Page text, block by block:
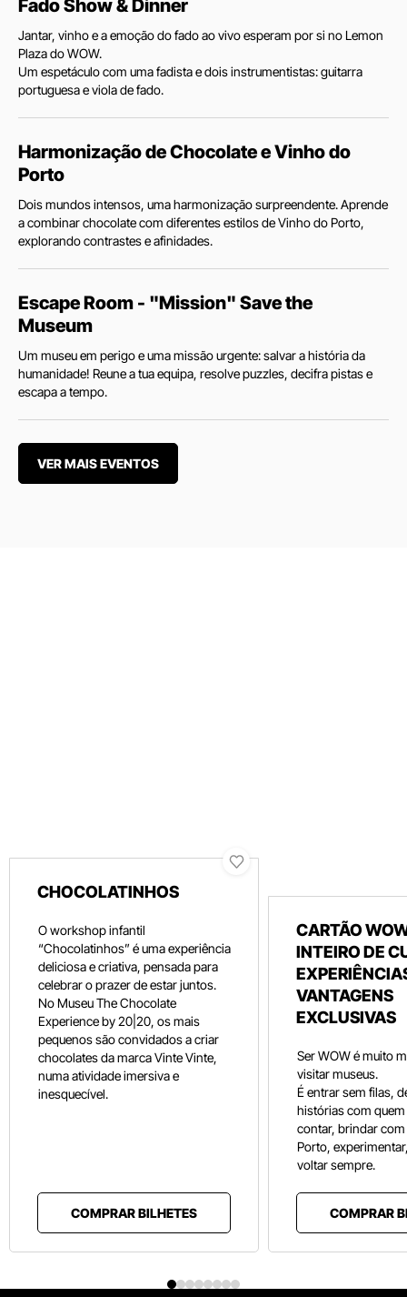
Fado Show & Dinner
Jantar, vinho e a emoção do fado ao vivo esperam por si no Lemon
Plaza do WOW.
Um espetáculo com uma fadista e dois instrumentistas: guitarra
portuguesa e viola de fado.
Harmonização de Chocolate e Vinho do
Porto
Dois mundos intensos, uma harmonização surpreendente. Aprende
a combinar chocolate com diferentes estilos de Vinho do Porto,
explorando contrastes e afinidades.
Escape Room - "Mission" Save the
Museum
Um museu em perigo e uma missão urgente: salvar a história da
humanidade! Reune a tua equipa, resolve puzzles, decifra pistas e
escapa a tempo.
VER MAIS EVENTOS
CHOCOLATINHOS
O workshop infantil
“Chocolatinhos” é uma experiência
deliciosa e criativa, pensada para
celebrar o prazer de estar juntos.
No Museu The Chocolate
Experience by 20|20, os mais
pequenos são convidados a criar
chocolates da marca Vinte Vinte,
numa atividade imersiva e
inesquecível.
COMPRAR BILHETES
CARTÃO
INTEIRO DE
VANTAGENS
EXCLUSIVAS
Ser WOW é muito
visitar museus.
É entrar sem filas,
histórias com quem
contar, brindar
Porto,
voltar sempre.
COMPRAR